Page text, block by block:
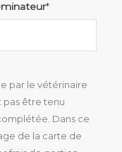
*
par le vétérinaire
pas être tenu
Dans ce
de la carte de